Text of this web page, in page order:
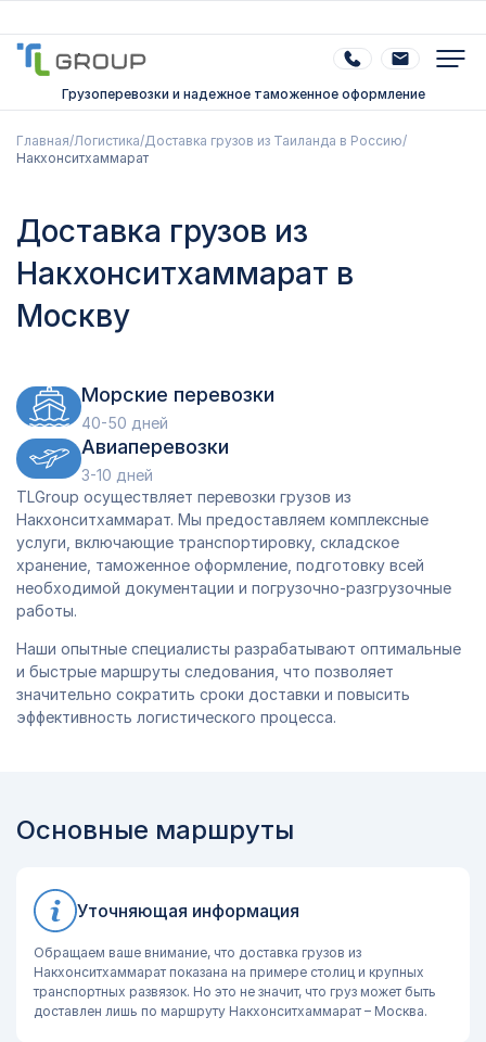
Грузоперевозки и надежное таможенное оформление
Главная/Логистика/Доставка грузов из Таиланда в Россию/
Накхонситхаммарат
Доставка грузов из
Накхонситхаммарат в
Москву
Морские перевозки
40-50 дней
Авиаперевозки
3-10 дней
TLGroup осуществляет перевозки грузов из
Накхонситхаммарат. Мы предоставляем комплексные
услуги, включающие транспортировку, складское
хранение, таможенное оформление, подготовку всей
необходимой документации и погрузочно-разгрузочные
работы.
Наши опытные специалисты разрабатывают оптимальные
и быстрые маршруты следования, что позволяет
значительно сократить сроки доставки и повысить
эффективность логистического процесса.
Основные маршруты
Уточняющая информация
Обращаем ваше внимание, что доставка грузов из
Накхонситхаммарат показана на примере столиц и крупных
транспортных развязок. Но это не значит, что груз может быть
доставлен лишь по маршруту Накхонситхаммарат – Москва.